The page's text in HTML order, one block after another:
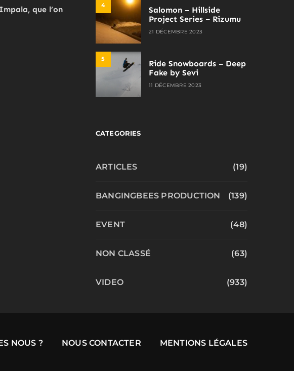
que l’on
4
Salomon – Hillside
Project Series – Rizumu
21 DÉCEMBRE 2023
5
Ride Snowboards – Deep
Fake by Sevi
11 DÉCEMBRE 2023
CATEGORIES
ARTICLES (19)
BANGINGBEES PRODUCTION (139)
EVENT (48)
NON CLASSÉ (63)
VIDEO (933)
NOUS ? NOUS CONTACTER MENTIONS LÉGALES